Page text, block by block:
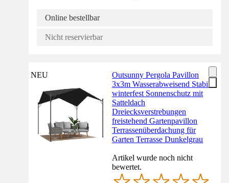
Online bestellbar
Nicht reservierbar
NEU
Outsunny Pergola Pavillon
3x3m Wasserabweisend Stabil
winterfest Sonnenschutz mit
Satteldach
Dreiecksverstrebungen
freistehend Gartenpavillon
Terrassenüberdachung für
Garten Terrasse Dunkelgrau
Artikel wurde noch nicht
bewertet.